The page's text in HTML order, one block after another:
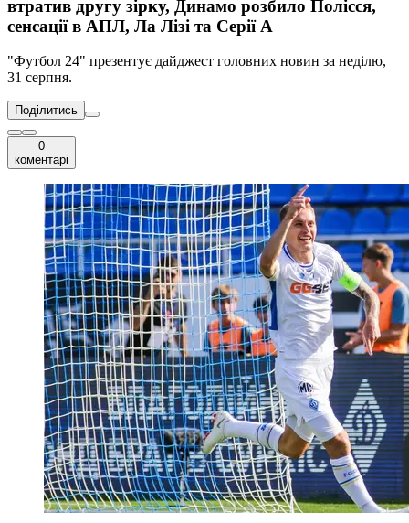
втратив другу зірку, Динамо розбило Полісся,
сенсації в АПЛ, Ла Лізі та Серії А
"Футбол 24" презентує дайджест головних новин за неділю,
31 серпня.
Поділитись
0
коментарі